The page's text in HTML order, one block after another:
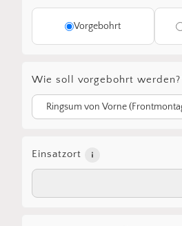
Vorgebohrt
Wie soll vorgebohrt werden?
Einsatzort